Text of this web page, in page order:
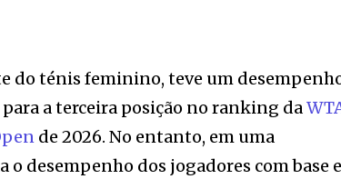
do ténis feminino, teve um
a terceira posição no ranking da
de 2026. No entanto, em uma
o desempenho dos jogadores com base